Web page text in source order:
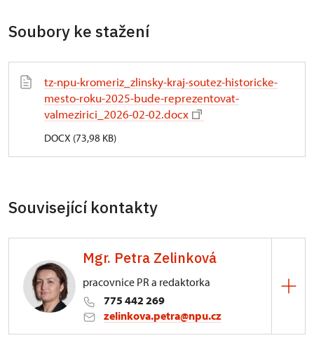
Soubory ke stažení
tz-npu-kromeriz_zlinsky-kraj-soutez-historicke-
mesto-roku-2025-bude-reprezentovat-
valmezirici_2026-02-02.docx
DOCX (73,98 KB)
Související kontakty
Mgr. Petra Zelinková
pracovnice PR a redaktorka
775 442 269
zelinkova.petra@npu.cz